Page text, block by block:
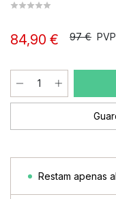
84,90 € 97 €
Restam apenas